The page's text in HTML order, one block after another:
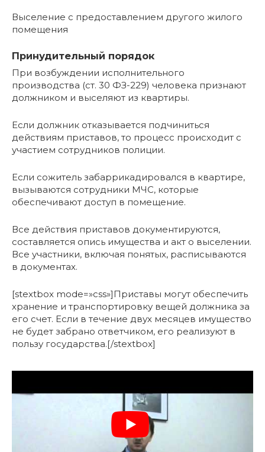
Выселение с предоставлением другого жилого
помещения
Принудительный порядок
При возбуждении исполнительного
производства (ст. 30 ФЗ-229) человека признают
должником и выселяют из квартиры.
Если должник отказывается подчиниться
действиям приставов, то процесс происходит с
участием сотрудников полиции.
Если сожитель забаррикадировался в квартире,
вызываются сотрудники МЧС, которые
обеспечивают доступ в помещение.
Все действия приставов документируются,
составляется опись имущества и акт о выселении.
Все участники, включая понятых, расписываются
в документах.
[stextbox mode=»css»]Приставы могут обеспечить
хранение и транспортировку вещей должника за
его счет. Если в течение двух месяцев имущество
не будет забрано ответчиком, его реализуют в
пользу государства.[/stextbox]